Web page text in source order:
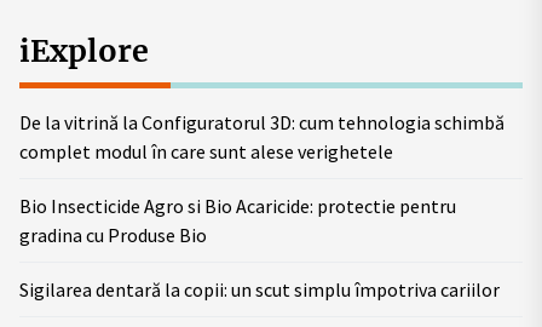
iExplore
De la vitrină la Configuratorul 3D: cum tehnologia schimbă
complet modul în care sunt alese verighetele
Bio Insecticide Agro si Bio Acaricide: protectie pentru
gradina cu Produse Bio
Sigilarea dentară la copii: un scut simplu împotriva cariilor